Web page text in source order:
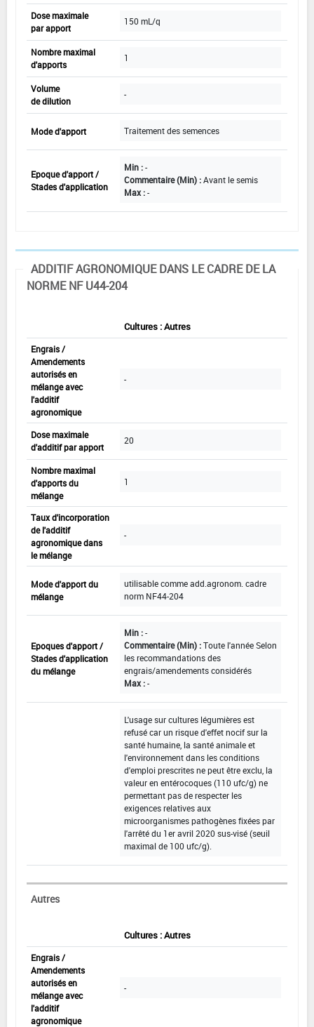
Dose maximale
par apport
150 mL/q
Nombre maximal
d'apports
1
Volume
de dilution
-
Mode d'apport Traitement des semences
Epoque d'apport /
Stades d'application
Min :-
Commentaire (Min) :Avant le semis
Max :-
ADDITIF AGRONOMIQUE DANS LE CADRE DE LA
NORME NF U44-204
Autres
Cultures : Autres
Engrais /
Amendements
autorisés en
mélange avec
l'additif
agronomique
-
Dose maximale
d'additif par apport
20
Nombre maximal
d'apports du
mélange
1
Taux d'incorporation
de l'additif
agronomique dans
le mélange
-
Mode d'apport du
mélange
utilisable comme add.agronom. cadre
norm NF44-204
Epoques d'apport /
Stades d'application
du mélange
Min :-
Commentaire (Min) :Toute l'année Selon
les recommandations des
engrais/amendements considérés
Max :-
L'usage sur cultures légumières est
refusé car un risque d'effet nocif sur la
santé humaine, la santé animale et
l'environnement dans les conditions
d'emploi prescrites ne peut être exclu, la
valeur en entérocoques (110 ufc/g) ne
permettant pas de respecter les
exigences relatives aux
microorganismes pathogènes fixées par
l'arrêté du 1er avril 2020 sus-visé (seuil
maximal de 100 ufc/g).
Autres
Cultures : Autres
Engrais /
Amendements
autorisés en
mélange avec
l'additif
agronomique
-